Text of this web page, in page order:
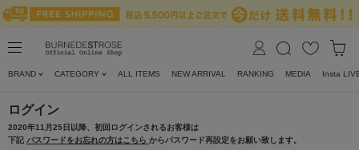
BRAND CATEGORY ALL ITEMS NEW ARRIVAL RANKING MEDIA Insta
ログイン
2020年11月25日以降、初回ログインされるお客様は
下記 パスワードをお忘れの方はこちら からパスワード再設定をお願い致します。